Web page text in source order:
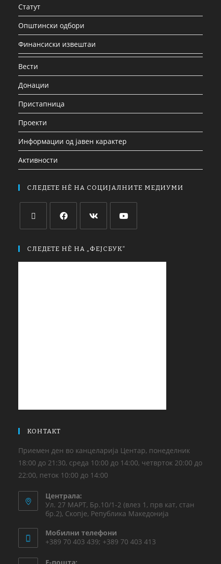
Статут
Општински одбори
Финансиски извештаи
Вести
Донации
Пристапница
Проекти
Информации од јавен карактер
Активности
СЛЕДЕТЕ НЀ НА СОЦИЈАЛНИТЕ МЕДИУМИ
СЛЕДЕТЕ НЀ НА „ФЕЈСБУК“
КОНТАКТ
Приемен ден во канцеларија Центар, понеделник
18:00 до 21:30, среда 10:00 до 14:00, четврток 20:00 до
22:00, петок 10:00 до 14:00
Централа:
Ул. 27 МАРТ, Бр.10/1-2 (влез 1, прв кат, стан
бр.2), Скопје, Република Македонија
Мобилни телефони
+389 70 403 439; +389 70 403 413